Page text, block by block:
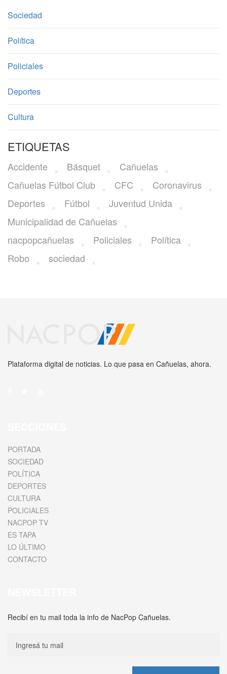
Sociedad
Política
Policiales
Deportes
Cultura
ETIQUETAS
Accidente Básquet
Cañuelas
Cañuelas Fútbol Club
CFC
Coronavirus
Deportes
Fútbol
Juventud Unida
Municipalidad de Cañuelas
nacpopcañuelas
Policiales
Política
Robo
sociedad
Plataforma digital de noticias. Lo que pasa en Cañuelas, ahora.
PORTADA
SOCIEDAD
POLÍTICA
DEPORTES
CULTURA
POLICIALES
NACPOP TV
ES TAPA
LO ÚLTIMO
CONTACTO
Recibí en tu mail toda la info de NacPop Cañuelas.